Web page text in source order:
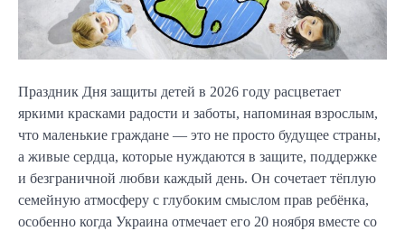
Праздник Дня защиты детей в 2026 году расцветает
яркими красками радости и заботы, напоминая взрослым,
что маленькие граждане — это не просто будущее страны,
а живые сердца, которые нуждаются в защите, поддержке
и безграничной любви каждый день. Он сочетает тёплую
семейную атмосферу с глубоким смыслом прав ребёнка,
особенно когда Украина отмечает его 20 ноября вместе со